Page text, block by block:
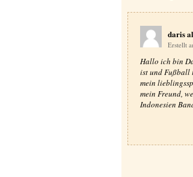
daris
Erstellt
Hallo ich bin
ist und Fußball
mein
mein Freund,
Indonesien